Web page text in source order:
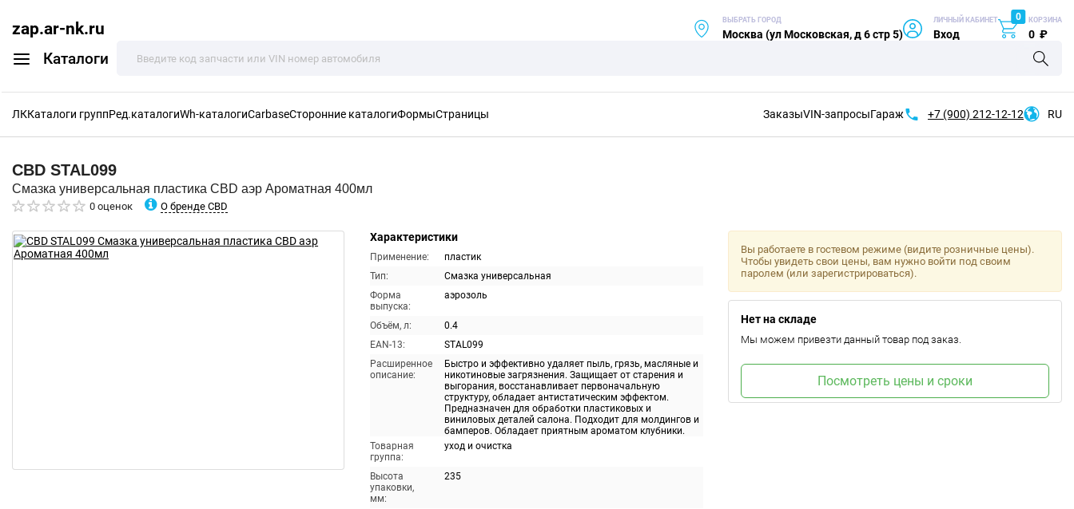
zap.ar-nk.ru
Каталоги
ВЫБРАТЬ ГОРОД
Москва (ул Московская, д 6 стр 5)
ЛИЧНЫЙ КАБИНЕТ
Вход
0 КОРЗИНА
0 ₽
ЛККаталоги группРед.каталогиWh-каталогиCarbaseСторонние каталогиФормыСтраницы ЗаказыVIN-запросыГараж +7 (900) 212-12-12 RU
CBD STAL099
Смазка универсальная пластика CBD аэр Ароматная 400мл
0 оценок О бренде CBD
Характеристики
Применение:
пластик
Тип:
Смазка универсальная
Форма
выпуска:
аэрозоль
Объём, л:
0.4
EAN-13:
STAL099
Расширенное
описание:
Быстро и эффективно удаляет пыль, грязь, масляные и
никотиновые загрязнения. Защищает от старения и
выгорания, восстанавливает первоначальную
структуру, обладает антистатическим эффектом.
Предназначен для обработки пластиковых и
виниловых деталей салона. Подходит для молдингов и
бамперов. Обладает приятным ароматом клубники.
Товарная
группа:
уход и очистка
Высота
упаковки,
мм:
235
Вы работаете в гостевом режиме (видите розничные цены).
Чтобы увидеть свои цены, вам нужно войти под своим
паролем (или зарегистрироваться).
Нет на складе
Мы можем привезти данный товар под заказ.
Посмотреть цены и сроки